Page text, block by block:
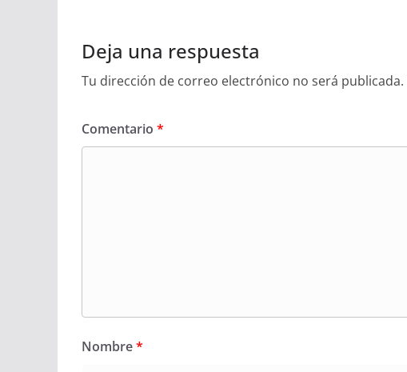
Deja una respuesta
Tu dirección de correo electrónico no será publicada.
Comentario *
Nombre*